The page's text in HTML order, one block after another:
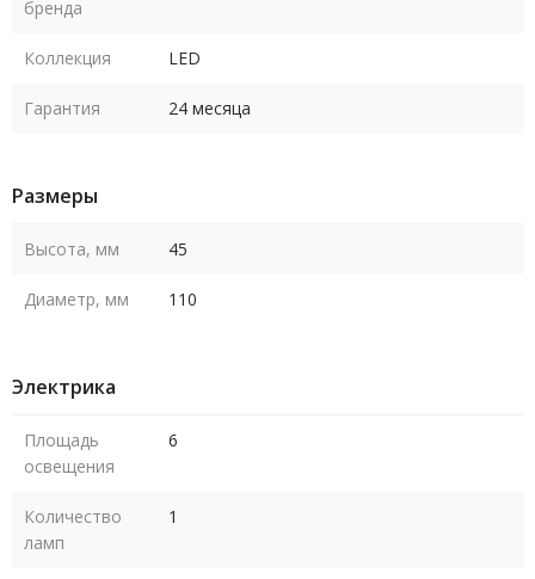
бренда
Коллекция LED
Гарантия 24 месяца
Размеры
Высота, мм 45
Диаметр, мм 110
Электрика
Площадь
освещения
6
Количество
ламп
1